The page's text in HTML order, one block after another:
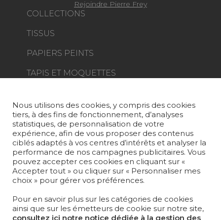
COLLECTIONS
TISSUS
PAPIERS PEINTS
TAPIS ET MOQUETTES
PROJETS
SUR-MESURE
MAGAZINE
LA MAISON
OÙ NOUS TROUVER ?
Rejoindre Pierre Frey
Nous utilisons des cookies, y compris des cookies
tiers, à des fins de fonctionnement, d’analyses
statistiques, de personnalisation de votre
expérience, afin de vous proposer des contenus
ciblés adaptés à vos centres d’intérêts et analyser la
performance de nos campagnes publicitaires. Vous
pouvez accepter ces cookies en cliquant sur «
Accepter tout » ou cliquer sur « Personnaliser mes
choix » pour gérer vos préférences.
Pour en savoir plus sur les catégories de cookies
ainsi que sur les émetteurs de cookie sur notre site,
consultez ici notre notice dédiée à la gestion des